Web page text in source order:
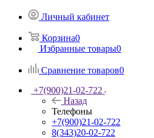
Личный кабинет
Корзина0
Избранные товары0
Сравнение товаров0
+7(900)21-02-722
Назад
Телефоны
+7(900)21-02-722
8(343)20-02-722